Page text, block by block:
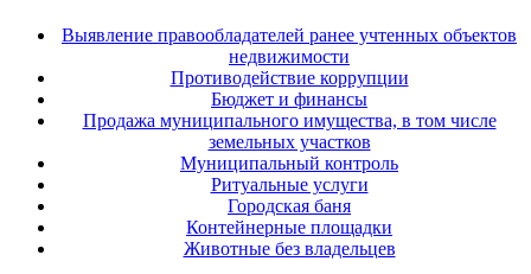
Выявление правообладателей ранее учтенных объектов
недвижимости
Противодействие коррупции
Бюджет и финансы
Продажа муниципального имущества, в том числе
земельных участков
Муниципальный контроль
Ритуальные услуги
Городская баня
Контейнерные площадки
Животные без владельцев